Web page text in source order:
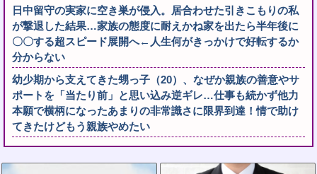
日中留守の実家に空き巣が侵入。居合わせた引きこもりの私
が撃退した結果…家族の態度に耐えかね家を出たら半年後に
〇〇する超スピード展開へ←人生何がきっかけで好転するか
分からない
幼少期から支えてきた甥っ子（20）、なぜか親族の善意やサ
ポートを「当たり前」と思い込み逆ギレ…仕事も続かず他力
本願で横柄になったあまりの非常識さに限界到達！情で助け
てきたけどもう親族やめたい